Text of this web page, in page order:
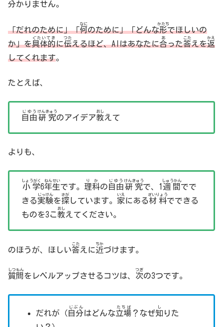
分かりません。
「だれのために」「何
なに
のために」「どんな形
かたち
でほしいの
か」を具体的
ぐたいてき
に伝
つた
えるほど、AIはあなたに合
あ
った答
こた
えを返
かえ
してくれます。
たとえば、
自由
じゆう
研究
けんきゅう
のアイデア教
おし
えて
よりも、
小学
しょうがく
6年
ねん
生
せい
です。 理科
りか
の自由
じゆう
研究
けんきゅう
で、1 週間
しゅうかん
でで
きる実験
じっけん
を探
さが
しています。 家
いえ
にある材料
ざいりょう
でできる
ものを3こ教
おし
えてください。
のほうが、ほしい答
こた
えに近
ちか
づけます。
質問
しつもん
をレベルアップさせるコツは、 次
つぎ
の3つです。
だれが（ 自分
じぶん
はどんな立場
たちば
？なぜ知
し
りた